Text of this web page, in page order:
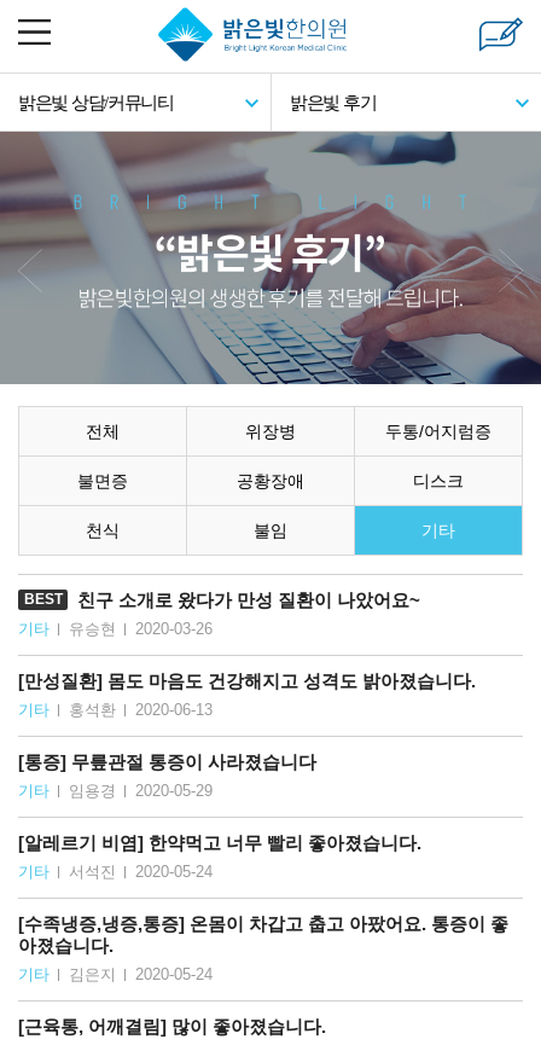
밝은빛 상담/커뮤니티 밝은빛 후기
전체 위장병 두통/어지럼증
불면증 공황장애 디스크
천식 불임 기타
BEST 친구 소개로 왔다가 만성 질환이 나았어요~
기타 유승현 2020-03-26
[만성질환] 몸도 마음도 건강해지고 성격도 밝아졌습니다.
기타 홍석환 2020-06-13
[통증] 무릎관절 통증이 사라졌습니다
기타 임용경 2020-05-29
[알레르기 비염] 한약먹고 너무 빨리 좋아졌습니다.
기타 서석진 2020-05-24
[수족냉증,냉증,통증] 온몸이 차갑고 춥고 아팠어요. 통증이 좋
아졌습니다.
기타 김은지 2020-05-24
[근육통, 어깨결림] 많이 좋아졌습니다.